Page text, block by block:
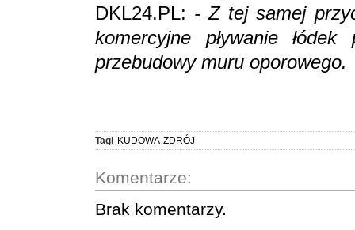
DKL24.PL: - Z tej samej
komercyjne pływanie
przebudowy muru oporowego.
Tagi KUDOWA-ZDRÓJ
Komentarze:
Brak komentarzy.